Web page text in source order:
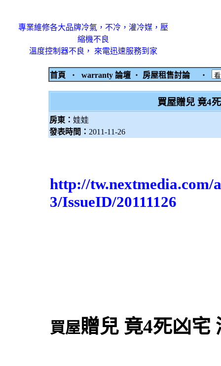
專業維修各大品牌冷氣，不冷，灌冷媒，壓
縮機不良
溫度控制器不良， 來電迅速服務到家
首頁 ‧ warranty 論壇 ‧ 房屋租售討論 ‧
買屋贈兒 竟4
房東： 娃娃
發表時間： 2011-11-26
http://tw.nextmedia.com/
3/IssueID/20111126
買屋贈兒 竟4死凶宅